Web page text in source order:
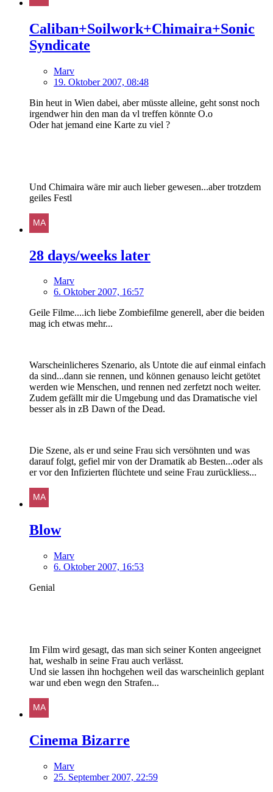
Caliban+Soilwork+Chimaira+Sonic
Syndicate
Marv
19. Oktober 2007, 08:48
Bin heut in Wien dabei, aber müsste alleine, geht sonst noch
irgendwer hin den man da vl treffen könnte O.o
Oder hat jemand eine Karte zu viel ?
Und Chimaira wäre mir auch lieber gewesen...aber trotzdem
geiles Festl
28 days/weeks later
Marv
6. Oktober 2007, 16:57
Geile Filme....ich liebe Zombiefilme generell, aber die beiden
mag ich etwas mehr...
Warscheinlicheres Szenario, als Untote die auf einmal einfach
da sind...dann sie rennen, und können genauso leicht getötet
werden wie Menschen, und rennen ned zerfetzt noch weiter.
Zudem gefällt mir die Umgebung und das Dramatische viel
besser als in zB Dawn of the Dead.
Die Szene, als er und seine Frau sich versöhnten und was
darauf folgt, gefiel mir von der Dramatik ab Besten...oder als
er vor den Infizierten flüchtete und seine Frau zurückliess...
Blow
Marv
6. Oktober 2007, 16:53
Genial
Im Film wird gesagt, das man sich seiner Konten angeeignet
hat, weshalb in seine Frau auch verlässt.
Und sie lassen ihn hochgehen weil das warscheinlich geplant
war und eben wegn den Strafen...
Cinema Bizarre
Marv
25. September 2007, 22:59